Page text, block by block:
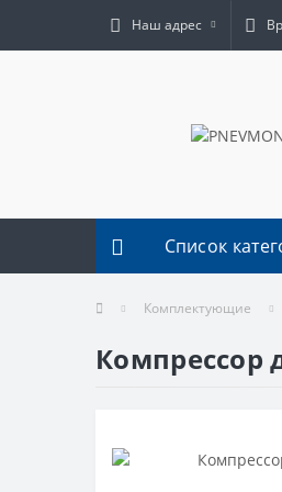
Наш адрес
Список
Комплектующие
Компрессор